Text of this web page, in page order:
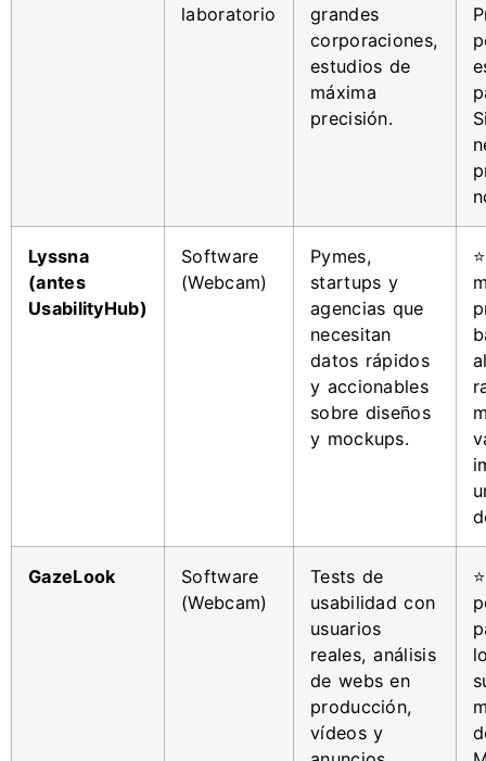
laboratorio
grandes
corporaciones,
estudios de
máxima
precisión.
Lyssna
(antes
UsabilityHub)
Software
(Webcam)
Pymes,
startups y
agencias que
necesitan
datos rápidos
y accionables
sobre diseños
y mockups.
GazeLook
Software
(Webcam)
Tests de
usabilidad con
usuarios
reales, análisis
de webs en
producción,
vídeos y